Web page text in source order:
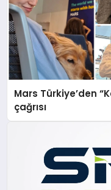
Mars Türkiye’den
çağrısı